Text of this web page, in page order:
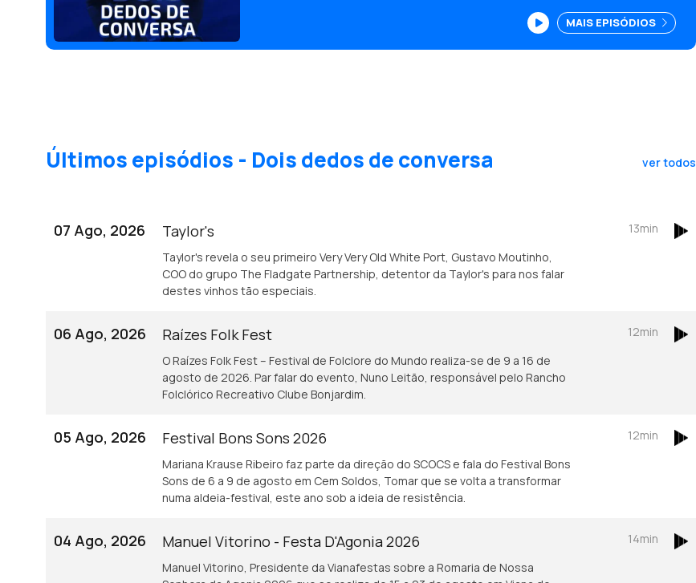
1965, um ano que marcou a viragem no curso da guerra colonial.
MAIS EPISÓDIOS
Últimos episódios - Dois dedos de conversa ver todos
07 Ago, 2026 Taylor's
Taylor's revela o seu primeiro Very Very Old White Port, Gustavo Moutinho,
COO do grupo The Fladgate Partnership, detentor da Taylor's para nos falar
destes vinhos tão especiais.
13min
06 Ago, 2026 Raízes Folk Fest
O Raízes Folk Fest – Festival de Folclore do Mundo realiza-se de 9 a 16 de
agosto de 2026. Par falar do evento, Nuno Leitão, responsável pelo Rancho
Folclórico Recreativo Clube Bonjardim.
12min
05 Ago, 2026 Festival Bons Sons 2026
Mariana Krause Ribeiro faz parte da direção do SCOCS e fala do Festival Bons
Sons de 6 a 9 de agosto em Cem Soldos, Tomar que se volta a transformar
numa aldeia-festival, este ano sob a ideia de resistência.
12min
04 Ago, 2026 Manuel Vitorino - Festa D'Agonia 2026
Manuel Vitorino, Presidente da Vianafestas sobre a Romaria de Nossa
14min